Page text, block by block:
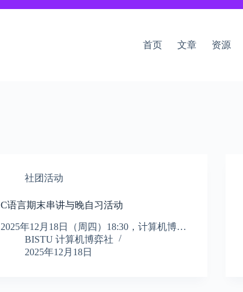
首页 文章 资源
社团活动
C语言期末串讲与晚自习活动
​2025年12月18日（周四）18:30，计算机博…
BISTU 计算机博弈社
2025年12月18日